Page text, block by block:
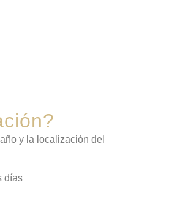
y la localización del
días